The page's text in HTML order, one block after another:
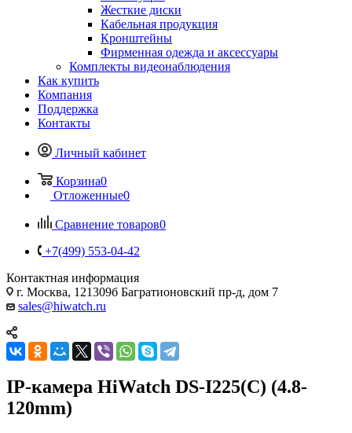
Жесткие диски
Кабельная продукция
Кронштейны
Фирменная одежда и аксессуары
Комплекты видеонаблюдения
Как купить
Компания
Поддержка
Контакты
Личный кабинет
Корзина0
Отложенные0
Сравнение товаров0
+7(499) 553-04-42
Контактная информация
г. Москва, 121309б Багратионовский пр-д, дом 7
sales@hiwatch.ru
IP-камера HiWatch DS-I225(C) (4.8-
120mm)